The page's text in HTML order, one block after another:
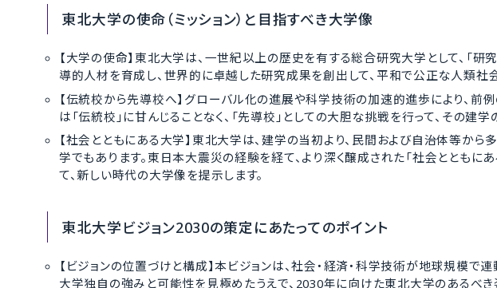
東北大学の使命（ミッション）と目指すべき大学像
【大学の使命】東北大学は、一世紀以上の歴史を有する総合研究大学として、「研
導的人材を育成し、世界的に卓越した研究成果を創出して、平和で公正な人類社
【伝統校から先導校へ】グローバル化の進展や科学技術の加速的進歩により、前
は「伝統校」に甘んじることなく、「先導校」としての大胆な挑戦を行って、その建
【社会とともにある大学】東北大学は、建学の当初より、民間および自治体等か
学でもあります。東日本大震災の経験を経て、より深く醸成された「社会とともに
て、新しい時代の大学像を提示します。
東北大学ビジョン2030の策定にあたってのポイント
【ビジョンの位置づけと構成】本ビジョンは、社会・経済・科学技術が地球規模
大学独自の強みと可能性を見極めたうえで、2030年に向けた東北大学のあるべき